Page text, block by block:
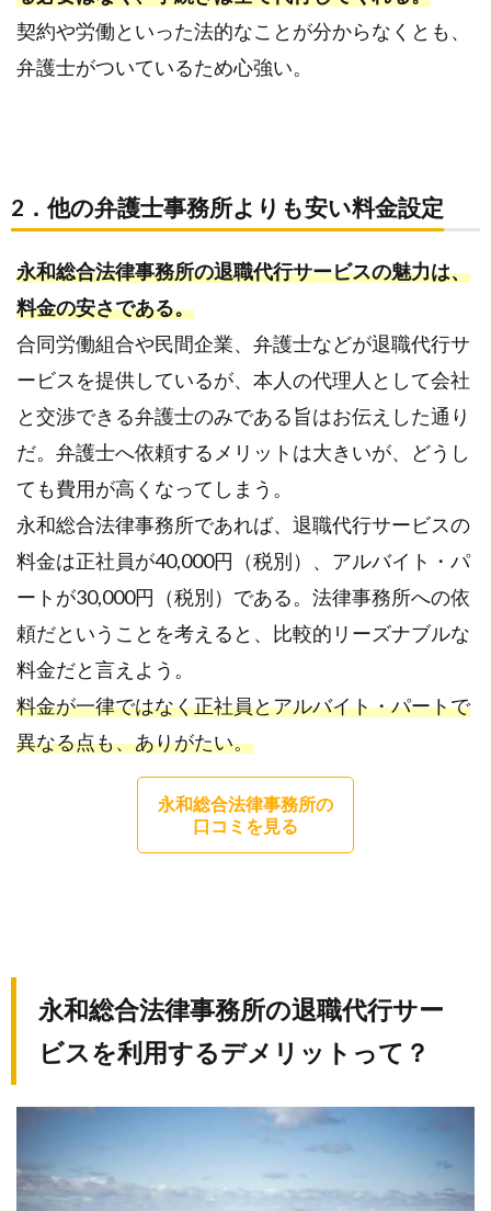
契約や労働といった法的なことが分からなくとも、
弁護士がついているため心強い。
2．他の弁護士事務所よりも安い料金設定
永和総合法律事務所の退職代行サービスの魅力は、
料金の安さである。
合同労働組合や民間企業、弁護士などが退職代行サ
ービスを提供しているが、本人の代理人として会社
と交渉できる弁護士のみである旨はお伝えした通り
だ。弁護士へ依頼するメリットは大きいが、どうし
ても費用が高くなってしまう。
永和総合法律事務所であれば、退職代行サービスの
料金は正社員が40,000円（税別）、アルバイト・パ
ートが30,000円（税別）である。法律事務所への依
頼だということを考えると、比較的リーズナブルな
料金だと言えよう。
料金が一律ではなく正社員とアルバイト・パートで
異なる点も、ありがたい。
永和総合法律事務所の
口コミを見る
永和総合法律事務所の退職代行サー
ビスを利用するデメリットって？